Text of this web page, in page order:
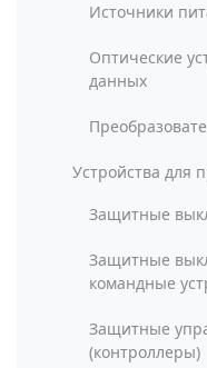
Источники
Оптические
данных
Устройства для
Защитные
Защитные
командные
Защитные
(контроллеры)